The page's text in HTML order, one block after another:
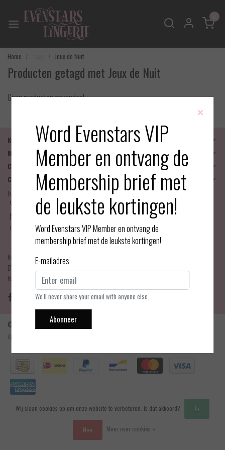
Home Jeux de Nuit
Producten getagd met Jeux de Nuit
Geen producten gevonden!
Klantenservice
Mijn account
Categorieën
Contactgegevens
Evenstars Lingerie
06-25536043
info@evenstarslingerie.com
Haarlemmerdijk 21
1013 KA Amsterdam
KvK Number: 75017679
BTW-number: NL001595356B03
Bankrekening: NL75 INGB 0778 3839 97
© Copyright 2026 - Evenstars Lingerie | Realisatie
Algemene voorwaarden
×
Word Evenstars VIP
Member en ontvang de
Membership brief met
de leukste kortingen!
Word Evenstars VIP Member en ontvang de
membership brief met de leukste kortingen!
E-mailadres
We'll never share your email with anyone else.
Abonneer
Wij slaan cookies op om onze website te verbeteren. Is dat akkoord? Ja
Nee Meer over cookies »